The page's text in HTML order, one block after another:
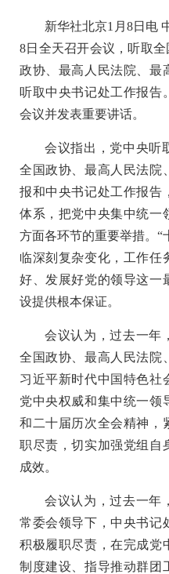
新华社北京1月8日电
8日全天召开会议，听取
政协、最高人民法院、最
听取中央书记处工作报告
会议并发表重要讲话。
会议指出，党中央听
全国政协、最高人民法院
报和中央书记处工作报告
体系，把党中央集中统一
方面各环节的重要举措。“
临深刻复杂变化，工作任
好、发展好党的领导这一
设提供根本保证。
会议认为，过去一年
全国政协、最高人民法院
习近平新时代中国特色社
党中央权威和集中统一领
和二十届历次全会精神，
职尽责，切实加强党组自
成效。
会议认为，过去一年
常委会领导下，中央书记
积极履职尽责，在完成党
制度建设、指导推动群团